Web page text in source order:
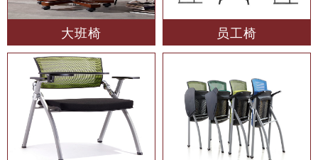
大班椅 员工椅